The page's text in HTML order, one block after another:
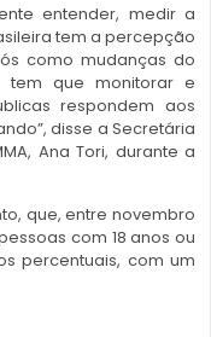
entender, medir a
tem a percepção
como mudanças do
que monitorar e
respondem aos
disse a Secretária
Ana Tori, durante a
que, entre novembro
com 18 anos ou
percentuais, com um